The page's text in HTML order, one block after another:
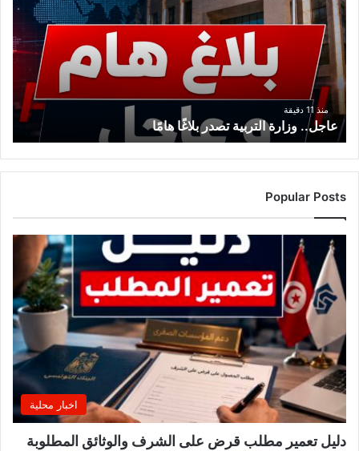
التربية
تصدر
بلاغًا
هامًا
منذ 11 دقيقة
عاجل.. وزارة التربية تصدر بلاغًا هامًا
Popular Posts
اخبار محلية
دليل تعمير مطلب قرض على الشرف والوثائق المطلوبة